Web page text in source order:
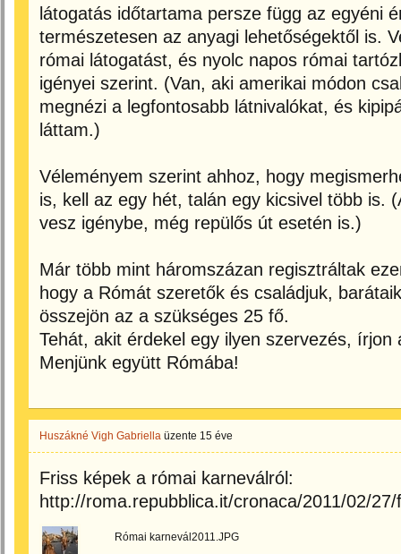
látogatás időtartama persze függ az egyéni
természetesen az anyagi lehetőségektől is.
római látogatást, és nyolc napos római
igényei szerint. (Van, aki amerikai módon
megnézi a legfontosabb látnivalókat, és
láttam.)
Véleményem szerint ahhoz, hogy
is, kell az egy hét, talán egy kicsivel több is.
vesz igénybe, még repülős út esetén is.)
Már több mint háromszázan regisztráltak
hogy a Rómát szeretők és családjuk,
összejön az a szükséges 25 fő.
Tehát, akit érdekel egy ilyen szervezés,
Menjünk együtt Rómába!
Huszákné Vigh Gabriella üzente 15 éve
Friss képek a római karneválról:
http://roma.repubblica.it/cronaca/2011/02/
Római karnevál2011.JPG